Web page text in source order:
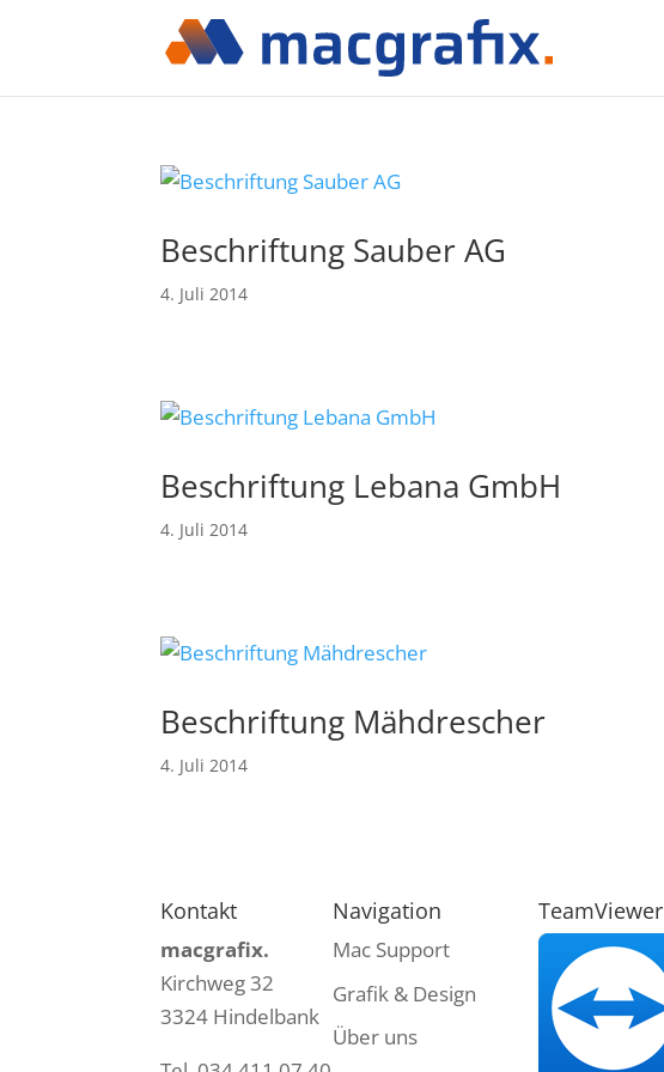
Beschriftung Sauber AG
4. Juli 2014
Beschriftung Lebana GmbH
4. Juli 2014
Beschriftung Mähdrescher
4. Juli 2014
Kontakt
macgrafix.
Kirchweg 32
3324 Hindelbank
Navigation
Mac Support
Grafik & Design
Über uns
TeamViewer